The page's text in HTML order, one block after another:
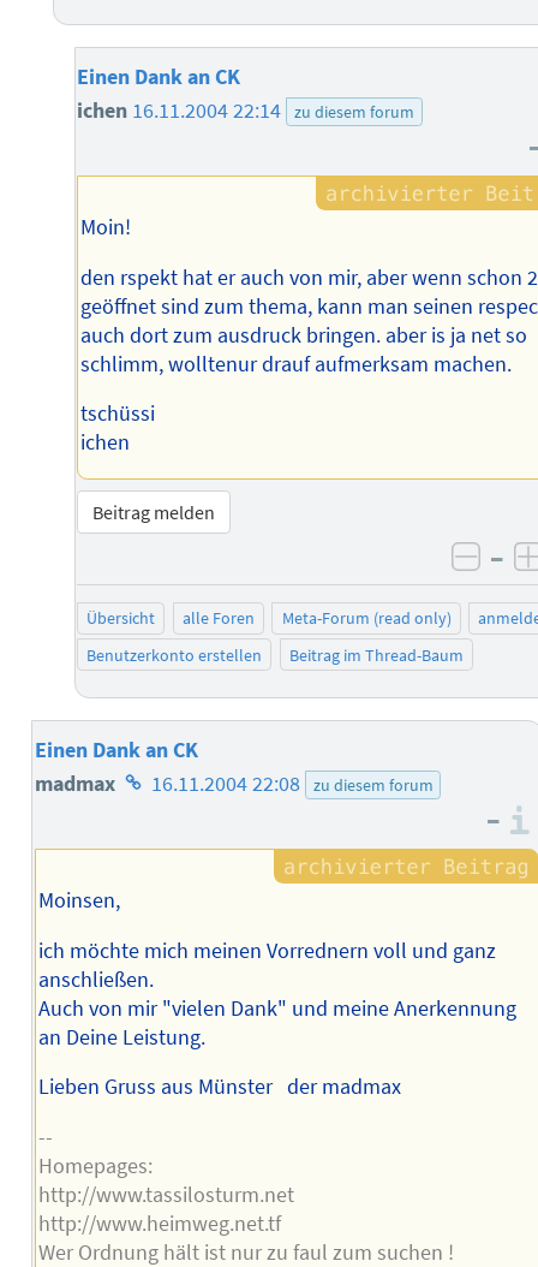
Einen Dank an CK
ichen 16.11.2004 22:14 zu diesem forum
Moin!
den rspekt hat er auch von mir, aber wenn schon
geöffnet sind zum thema, kann man seinen
auch dort zum ausdruck bringen. aber is ja net so
schlimm, wolltenur drauf aufmerksam machen.
tschüssi
ichen
Beitrag melden
–
Übersicht alle Foren Meta-Forum (read only)
Benutzerkonto erstellen
Beitrag im Thread-Baum
Einen Dank an CK
madmax Homepage
Autors
16.11.2004 22:08 zu diesem forum
–
Moinsen,
ich möchte mich meinen Vorrednern voll und ganz
anschließen.
Auch von mir "vielen Dank" und meine Anerkennung
an Deine Leistung.
Lieben Gruss aus Münster der madmax
--
Homepages:
http://www.tassilosturm.net
http://www.heimweg.net.tf
Wer Ordnung hält ist nur zu faul zum suchen !